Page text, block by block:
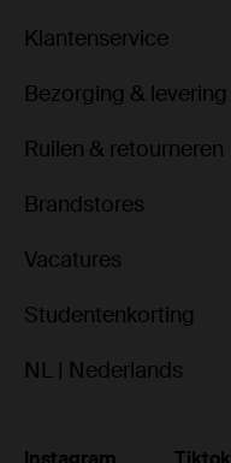
Klantenservice
Bezorging & levering
Ruilen & retourneren
Brandstores
Vacatures
Studentenkorting
NL | Nederlands